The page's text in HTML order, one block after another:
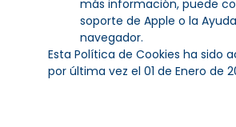
más información, puede
soporte de Apple o la
navegador.
Esta Política de Cookies ha sido
por última vez el 01 de Enero de